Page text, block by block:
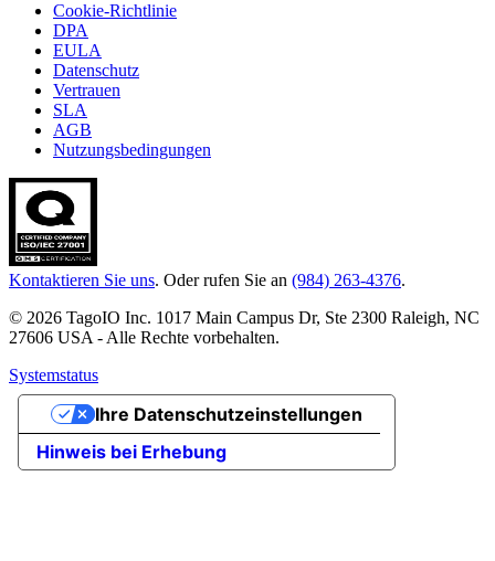
Cookie-Richtlinie
DPA
EULA
Datenschutz
Vertrauen
SLA
AGB
Nutzungsbedingungen
Kontaktieren Sie uns. Oder rufen Sie an (984) 263-4376.
© 2026 TagoIO Inc. 1017 Main Campus Dr, Ste 2300 Raleigh, NC
27606 USA - Alle Rechte vorbehalten.
Systemstatus
Hinweis bei Erhebung
Ihre Datenschutzeinstellungen